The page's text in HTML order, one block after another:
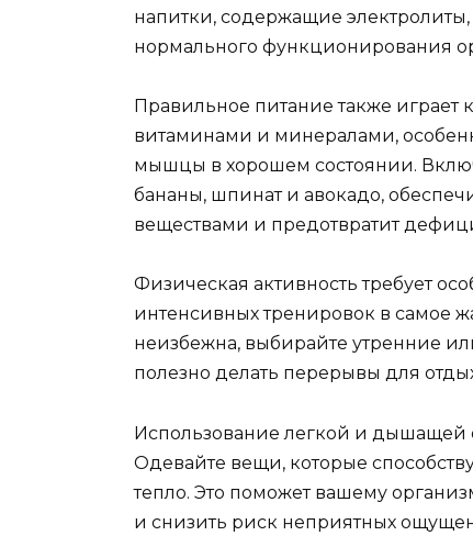
напитки, содержащие
нормального функционирования
Правильное питание также играет
витаминами и минералами,
мышцы в хорошем состоянии.
бананы, шпинат и авокадо,
веществами и предотвратит
Физическая активность требует
интенсивных тренировок в самое
неизбежна, выбирайте утренние
полезно делать перерывы для
Использование легкой и дышащей
Одевайте вещи, которые
тепло. Это поможет вашему
и снизить риск неприятных